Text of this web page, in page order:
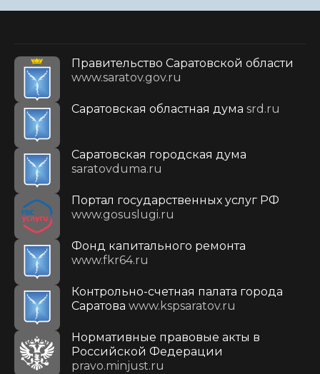
Правительство Саратовской области
www.saratov.gov.ru
Саратовская областная дума srd.ru
Саратовская городская дума
saratovduma.ru
Портал государственных услуг РФ
www.gosuslugi.ru
Фонд капитального ремонта
www.fkr64.ru
Контрольно-счетная палата города
Саратова www.kspsaratov.ru
Нормативные правовые акты в
Российской Федерации
pravo.minjust.ru